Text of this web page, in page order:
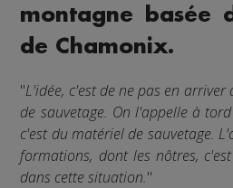
montagne basée
de Chamonix.
"L'idée, c'est de ne pas en
de sauvetage. On l'appelle à
c'est du matériel de sauvetage.
formations, dont les nôtres,
dans cette situation."